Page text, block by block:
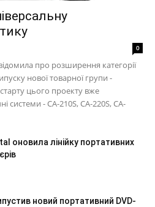
0
про розширення категорії
нової товарної групи -
цього проекту вже
системи - CA-210S, CA-220S, CA-
оновила лінійку портативних
новий портативний DVD-